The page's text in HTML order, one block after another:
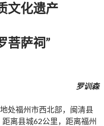
文化遗产
菩萨祠”
罗训森
处福州市西北部，闽清县
离县城62公里，距离福州